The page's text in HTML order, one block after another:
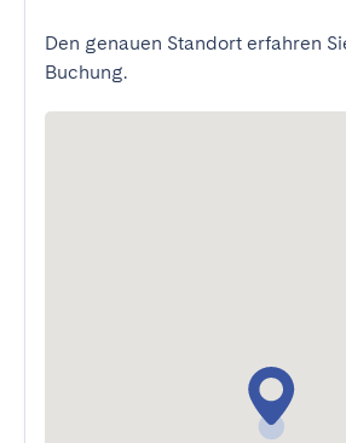
Den genauen Standort erfahren
Buchung.